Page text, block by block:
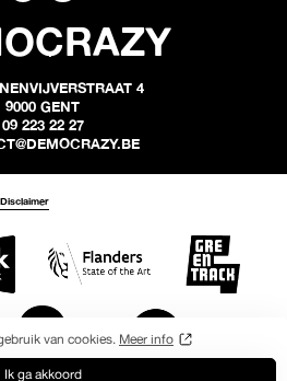
van cookies. Meer info
Ik ga akkoord
4
9000 GENT
09 223 22 27